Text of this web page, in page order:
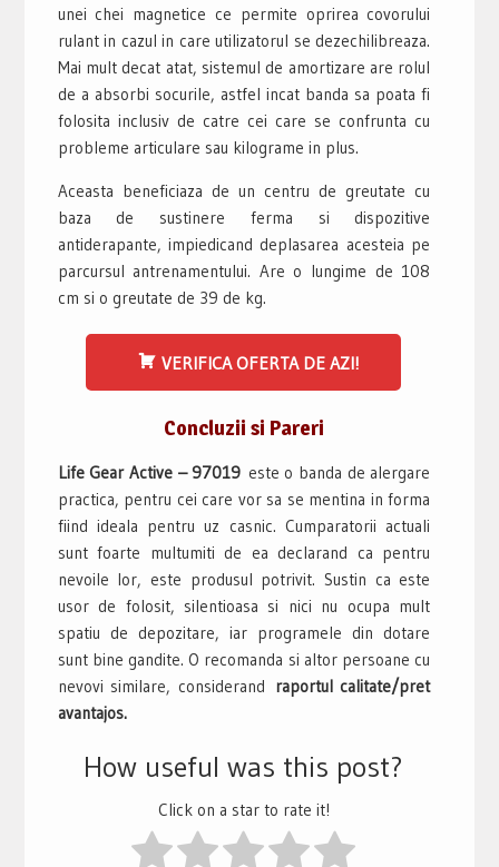
unei chei magnetice ce permite oprirea covorului
rulant in cazul in care utilizatorul se dezechilibreaza.
Mai mult decat atat, sistemul de amortizare are rolul
de a absorbi socurile, astfel incat banda sa poata fi
folosita inclusiv de catre cei care se confrunta cu
probleme articulare sau kilograme in plus.
Aceasta beneficiaza de un centru de greutate cu
baza de sustinere ferma si dispozitive
antiderapante, impiedicand deplasarea acesteia pe
parcursul antrenamentului. Are o lungime de 108
cm si o greutate de 39 de kg.
VERIFICA OFERTA DE AZI!
Concluzii si Pareri
Life Gear Active – 97019 este o banda de alergare
practica, pentru cei care vor sa se mentina in forma
fiind ideala pentru uz casnic. Cumparatorii actuali
sunt foarte multumiti de ea declarand ca pentru
nevoile lor, este produsul potrivit. Sustin ca este
usor de folosit, silentioasa si nici nu ocupa mult
spatiu de depozitare, iar programele din dotare
sunt bine gandite. O recomanda si altor persoane cu
nevovi similare, considerand raportul calitate/pret
avantajos.
How useful was this post?
Click on a star to rate it!